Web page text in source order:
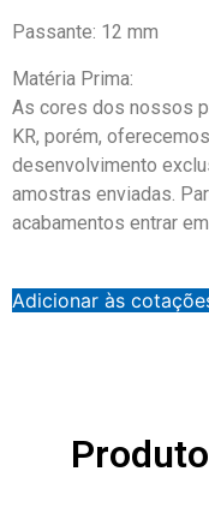
Passante: 12 mm
Matéria Prima:
As cores dos nossos
KR, porém,
desenvolvimento
amostras enviadas.
acabamentos entrar
Adicionar às